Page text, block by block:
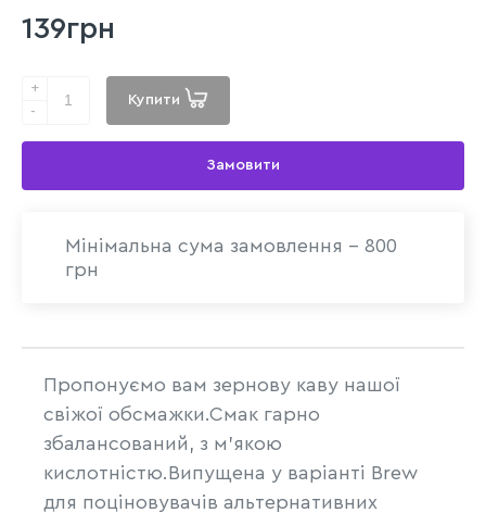
139грн
+
-
Купити
Замовити
Мінімальна сума замовлення - 800
грн
Пропонуємо вам зернову каву нашої
свіжої обсмажки.Смак гарно
збалансований, з м'якою
кислотністю.Випущена у варіанті Brew
для поціновувачів альтернативних